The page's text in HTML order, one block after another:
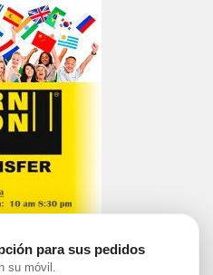
para sus pedidos
su móvil.